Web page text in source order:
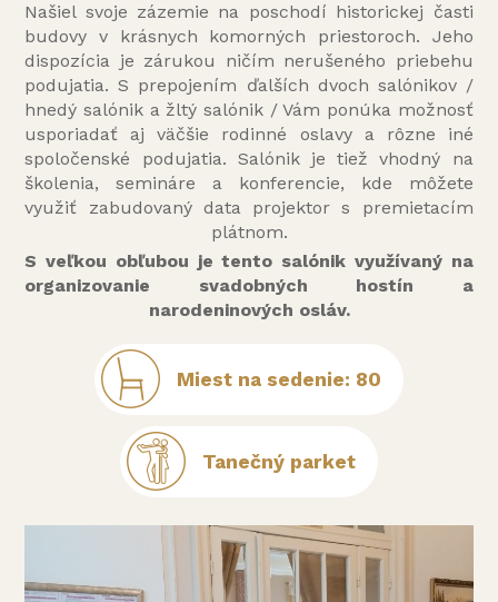
Našiel svoje zázemie na poschodí historickej časti
budovy v krásnych komorných priestoroch. Jeho
dispozícia je zárukou ničím nerušeného priebehu
podujatia. S prepojením ďalších dvoch salónikov /
hnedý salónik a žltý salónik / Vám ponúka možnosť
usporiadať aj väčšie rodinné oslavy a rôzne iné
spoločenské podujatia. Salónik je tiež vhodný na
školenia, semináre a konferencie, kde môžete
využiť zabudovaný data projektor s premietacím
plátnom.
S veľkou obľubou je tento salónik využívaný na
organizovanie svadobných hostín a
narodeninových osláv.
Miest na sedenie: 80
Tanečný parket